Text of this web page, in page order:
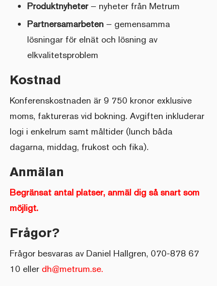
Produktnyheter– nyheter från Metrum
Partnersamarbeten – gemensamma
lösningar för elnät och lösning av
elkvalitetsproblem
Kostnad
Konferenskostnaden är 9 750 kronor exklusive
moms, faktureras vid bokning. Avgiften inkluderar
logi i enkelrum samt måltider (lunch båda
dagarna, middag, frukost och fika).
Anmälan
Begränsat antal platser, anmäl dig så snart som
möjligt.
Frågor?
Frågor besvaras av Daniel Hallgren, 070-878 67
10 eller dh@metrum.se.